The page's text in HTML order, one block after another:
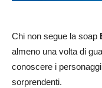
Chi non segue la soap
almeno una volta di
conoscere i
sorprendenti.